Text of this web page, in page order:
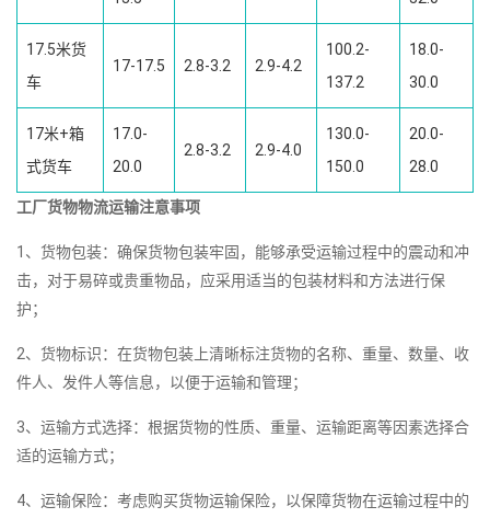
17.5米货
车
17-17.5 2.8-3.2 2.9-4.2
100.2-
137.2
18.0-
30.0
17米+箱
式货车
17.0-
20.0
2.8-3.2 2.9-4.0
130.0-
150.0
20.0-
28.0
工厂货物物流运输注意事项
1、货物包装：确保货物包装牢固，能够承受运输过程中的震动和冲
击，对于易碎或贵重物品，应采用适当的包装材料和方法进行保
护；
2、货物标识：在货物包装上清晰标注货物的名称、重量、数量、收
件人、发件人等信息，以便于运输和管理；
3、运输方式选择：根据货物的性质、重量、运输距离等因素选择合
适的运输方式；
4、运输保险：考虑购买货物运输保险，以保障货物在运输过程中的